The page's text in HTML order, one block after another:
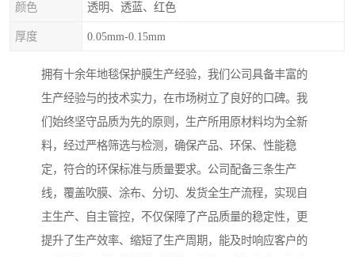
颜色 透明、透蓝、红色
厚度 0.05mm-0.15mm
拥有十余年地毯保护膜生产经验，我们公司具备丰富的
生产经验与的技术实力，在市场树立了良好的口碑。我
们始终坚守品质为先的原则，生产所用原材料均为全新
料，经过严格筛选与检测，确保产品、环保、性能稳
定，符合的环保标准与质量要求。公司配备三条生产
线，覆盖吹膜、涂布、分切、发货全生产流程，实现自
主生产、自主管控，不仅保障了产品质量的稳定性，更
提升了生产效率、缩短了生产周期，能及时响应客户的